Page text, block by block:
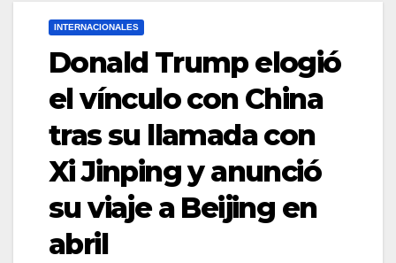
INTERNACIONALES
Donald Trump elogió
el vínculo con China
tras su llamada con
Xi Jinping y anunció
su viaje a Beijing en
abril